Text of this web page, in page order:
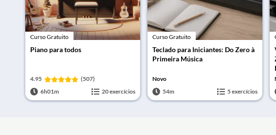
Curso Gratuito
Piano para todos
4.95
(507)
6h01m
20 exercícios
Curso Gratuito
Teclado para Iniciantes: Do Zero à
Primeira Música
Novo
54m
5 exercícios